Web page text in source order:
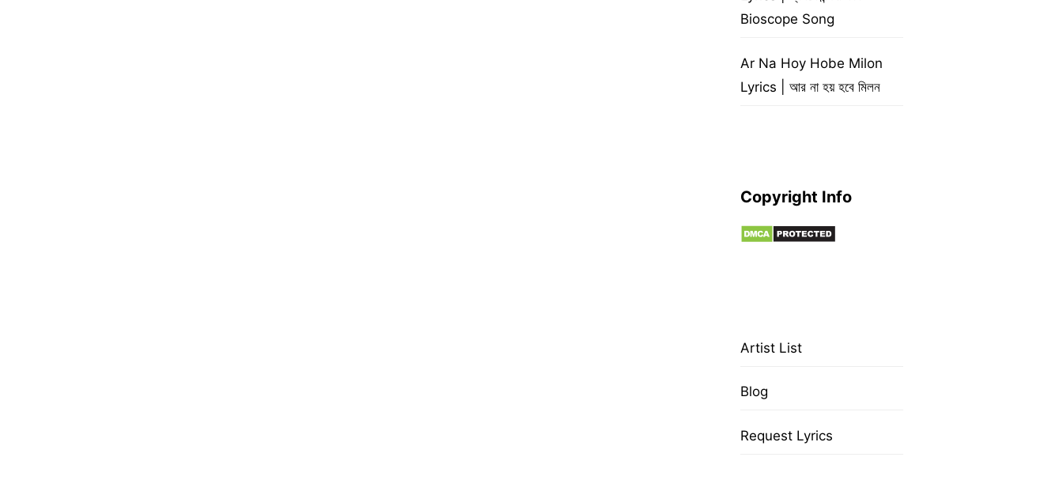
Bioscope Song
Ar Na Hoy Hobe Milon
Lyrics | আর না হয় হবে মিলন
Copyright Info
Artist List
Blog
Request Lyrics